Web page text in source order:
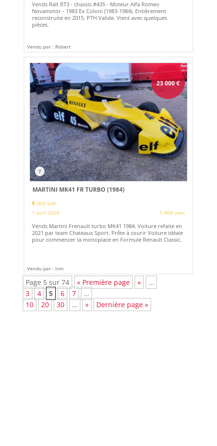
Vends Ralt RT3 - chassis #435 - Moteur Alfa Romeo
Novamotor - 1983 Ex Coloni (1983-1984). Entièrement
reconstruite en 2015. PTH Valide. Vient avec quelques
pièces.
Vendu par : Robert
23 000€
7
MARTINI MK41 FR TURBO (1984)
(83) VAR
1 avril 2026
5 868 vues
Vends Martini Frenault turbo MK41 1984. Voiture refaite en
2021 par team Chateaux Sport. Prête à courir Voiture idéale
pour commencer la monoplace en Formule Renault Classic.
Vendu par : lvm
Page 5 sur 74 « Première page «
…
3
4 5 6 7
…
10
20 30 … » Dernière page »